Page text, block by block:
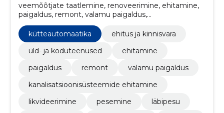
veemõõtjate taatlemine, renoveerimine, ehitamine,
paigaldus, remont, valamu paigaldus,
pesemine, läbipesu
kütteautomaatika
ehitus ja kinnisvara
üld- ja koduteenused
ehitamine
paigaldus
remont
valamu paigaldus
kanalisatsioonisüsteemide ehitamine
likvideerimine
pesemine
läbipesu